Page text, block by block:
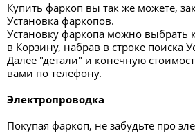
Купить фаркоп вы так же можете,
Установка фаркопов.
Установку фаркопа можно выбрать
в Корзину, набрав в строке поиска
Далее "детали" и конечную
вами по телефону.
Электропроводка
Покупая фаркоп, не забудьте про